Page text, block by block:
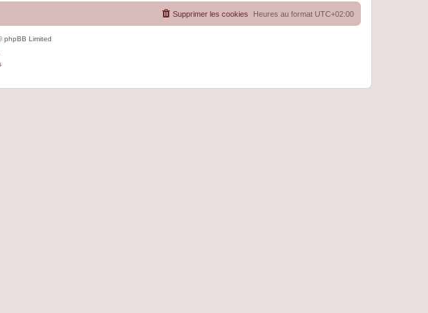
Heures au format UTC+02:00
Supprimer les cookies
phpBB Limited